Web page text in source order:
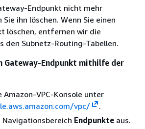
Endpunkt nicht mehr
ihn löschen. Wenn Sie einen
löschen, entfernen wir die
den Subnetz-Routing-Tabellen.
Gateway-Endpunkt mithilfe der
Amazon-VPC-Konsole unter
vpc/
.
Navigationsbereich Endpunkte aus.